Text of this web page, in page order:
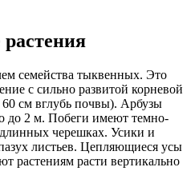
семейства тыквенных. Это
с сильно развитой корневой
см вглубь почвы). Арбузы
до 2 м. Побеги имеют темно-
черешках. Усики и
листьев. Цепляющиеся усы
растениям расти вертикально